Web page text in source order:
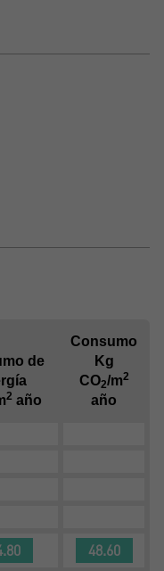
de
2 año
Consumo
Kg
CO2/m2
año
48.60